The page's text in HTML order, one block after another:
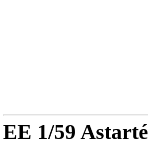
EE 1/59 Astarté